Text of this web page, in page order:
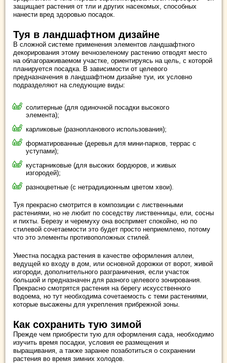
защищает растения от тли и других насекомых, способных
нанести вред здоровью посадок.
Туя в ландшафтном дизайне
В сложной системе применения элементов ландшафтного
декорирования этому вечнозеленому растению отводят место
на облагораживаемом участке, ориентируясь на цель, с которой
планируется посадка. В зависимости от целевого
предназначения в ландшафтном дизайне туи, их условно
подразделяют на следующие виды:
солитерные (для одиночной посадки высокого
элемента);
карликовые (разнопланового использования);
форматированные (деревья для мини-парков, террас с
уступами);
кустарниковые (для высоких бордюров, и живых
изгородей);
разноцветные (с нетрадиционным цветом хвои).
Туя прекрасно смотрится в композиции с лиственными
растениями, но не любит по соседству лиственницы, ели, сосны
и пихты. Березу и черемуху она воспримет спокойно, но по
стилевой сочетаемости это будет просто неприемлемо, потому
что это элементы противоположных стилей.
Уместна посадка растения в качестве оформления аллеи,
ведущей ко входу в дом, или основной дорожки от ворот, живой
изгороди, дополнительного разграничения, если участок
большой и предназначен для разного целевого зонирования.
Прекрасно смотрятся растения на берегу искусственного
водоема, но тут необходима сочетаемость с теми растениями,
которые высажены для укрепления прибрежной зоны.
Как сохранить тую зимой
Прежде чем приобрести тую для оформления сада, необходимо
изучить время посадки, условия ее размещения и
выращивания, а также заранее позаботиться о сохранении
растения во время зимних холодов.